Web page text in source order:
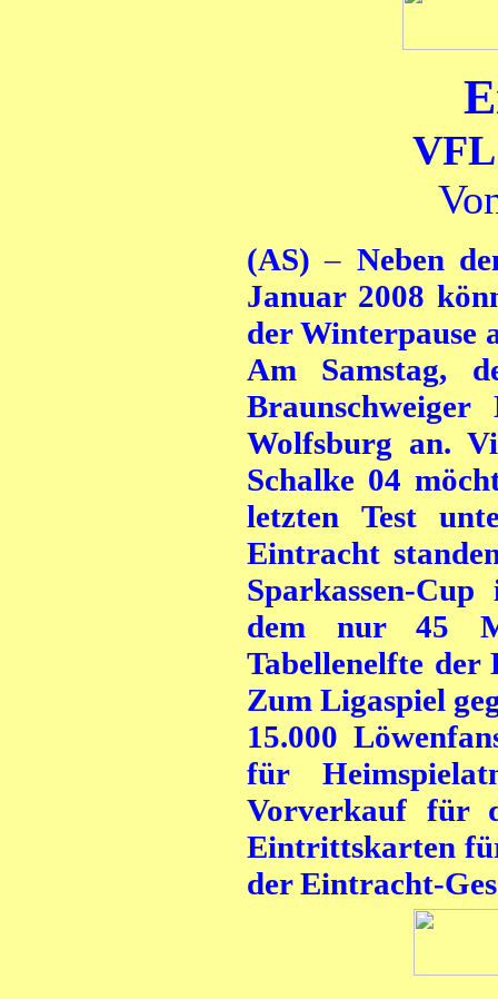
(AS) – Neben
Januar 2008
der Winterpause
Am Samstag,
Wolfsburg an.
Schalke 04
letzten Test
Eintracht
Sparkassen-
dem nur 45
Tabellenelfte
Zum Ligaspiel
15.000
für
Vorverkauf für
Eintrittskarten
der Eintracht-